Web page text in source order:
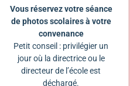
Vous réservez votre séance
de photos scolaires à votre
convenance
Petit conseil : privilégier un
jour où la directrice ou le
directeur de l’école est
déchargé.